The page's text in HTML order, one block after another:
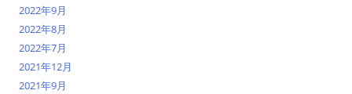
2022年9月
2022年8月
2022年7月
2021年12月
2021年9月